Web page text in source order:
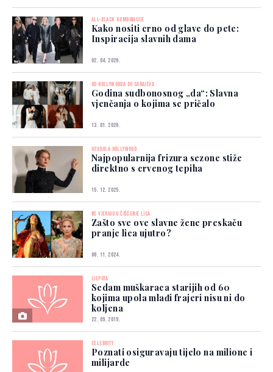
ALL-BLACK KOMBINACIJE
Kako nositi crno od glave do pete:
Inspiracija slavnih dama
02. 04. 2026.
OD HOLLYWOODA DO SARAJEVA
Godina sudbonosnog „da“: Slavna
vjenčanja o kojima se pričalo
13. 01. 2026.
OSVOJILA HOLLYWOOD
Najpopularnija frizura sezone stiže
direktno s crvenog tepiha
15. 12. 2025.
NE VJERUJU U ČIŠĆENJE LICA
Zašto sve ove slavne žene preskaču
pranje lica ujutro?
06. 11. 2024.
LJEPOTA
Sedam muškaraca starijih od 60
kojima upola mlađi frajeri nisu ni do
koljena
22. 09. 2019.
CELEBRITY
Poznati osiguravaju tijelo na milione i
milijarde